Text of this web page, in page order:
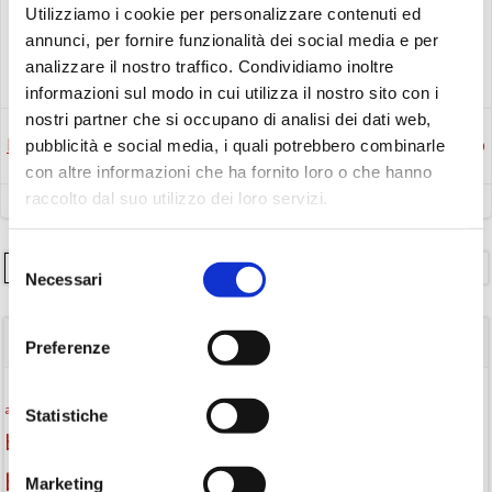
Utilizziamo i cookie per personalizzare contenuti ed
annunci, per fornire funzionalità dei social media e per
analizzare il nostro traffico. Condividiamo inoltre
informazioni sul modo in cui utilizza il nostro sito con i
nostri partner che si occupano di analisi dei dati web,
pubblicità e social media, i quali potrebbero combinarle
con altre informazioni che ha fornito loro o che hanno
raccolto dal suo utilizzo dei loro servizi.
Selezione
delNecessari
Preferenze
Statistiche
Marketing
Avvisi Eventi
Post
navigation
Precedente
Post
navigation
Successivo
TAGS
attività per bambini Attività per ragazzi
biblioteca
biblioteca Monselice Biblioteca San Biagio